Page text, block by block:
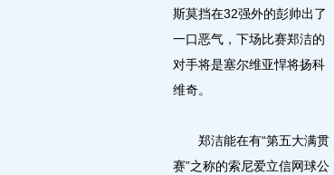
斯莫挡在32强外的彭帅出了
一口恶气，下场比赛郑洁的
对手将是塞尔维亚悍将扬科
维奇。
郑洁能在有“第五大满贯
赛”之称的索尼爱立信网球公